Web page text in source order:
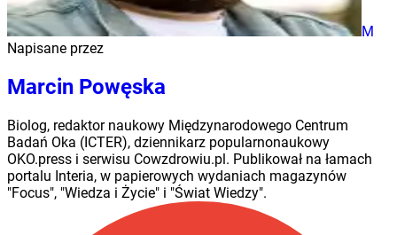
M
Napisane przez
Marcin Powęska
Biolog, redaktor naukowy Międzynarodowego Centrum
Badań Oka (ICTER), dziennikarz popularnonaukowy
OKO.press i serwisu Cowzdrowiu.pl. Publikował na łamach
portalu Interia, w papierowych wydaniach magazynów
"Focus", "Wiedza i Życie" i "Świat Wiedzy".